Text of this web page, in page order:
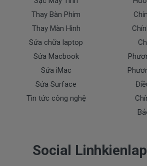
Cam kết cho Pin laptop
14-AB019Tu
+ Chúng tôi luôn đặt chất lượng
lên hàng đầu.
+ Không bán pin chất lượng kém
máy trong quá trình sử dụng.
+ Bảo hành pin nhanh, nghiêm túc.
+ Giao pin và lắp đặt pin tận nhà
Thay Bàn Phím
Thay Màn Hình
Sửa chữa laptop
Sửa Macbook
Sửa iMac
Sửa Surface
Tin tức công nghệ
Social